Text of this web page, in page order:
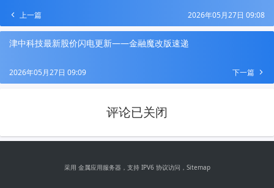
上一篇 2026年05月27日 09:08
津中科技最新股价闪电更新——金融魔改版速递
下一篇
2026年05月27日 09:09
评论已关闭
采用 金属应用服务器，支持 IPV6 协议访问， Sitemap